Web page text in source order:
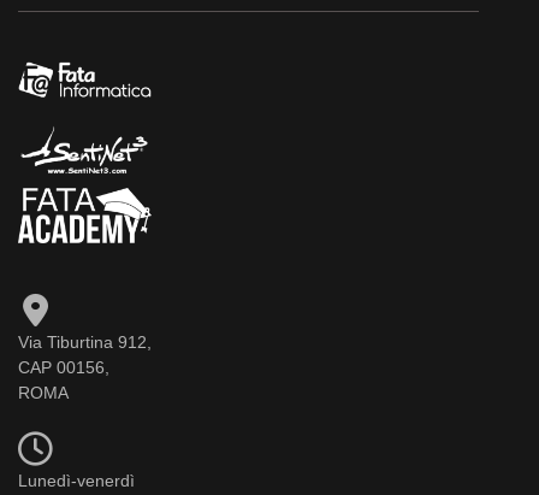
Via Tiburtina 912,
CAP 00156,
ROMA
Lunedì-venerdì